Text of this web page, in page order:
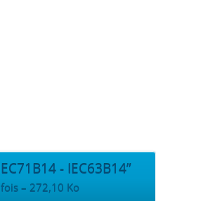
- IEC63B14”
– 272,10 Ko